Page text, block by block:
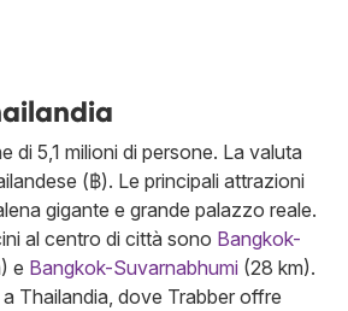
di 5,1 milioni di persone. La valuta
(฿). Le principali attrazioni
gigante e grande palazzo reale.
al centro di città sono Bangkok-
e Bangkok-Suvarnabhumi (28 km).
Thailandia, dove Trabber offre